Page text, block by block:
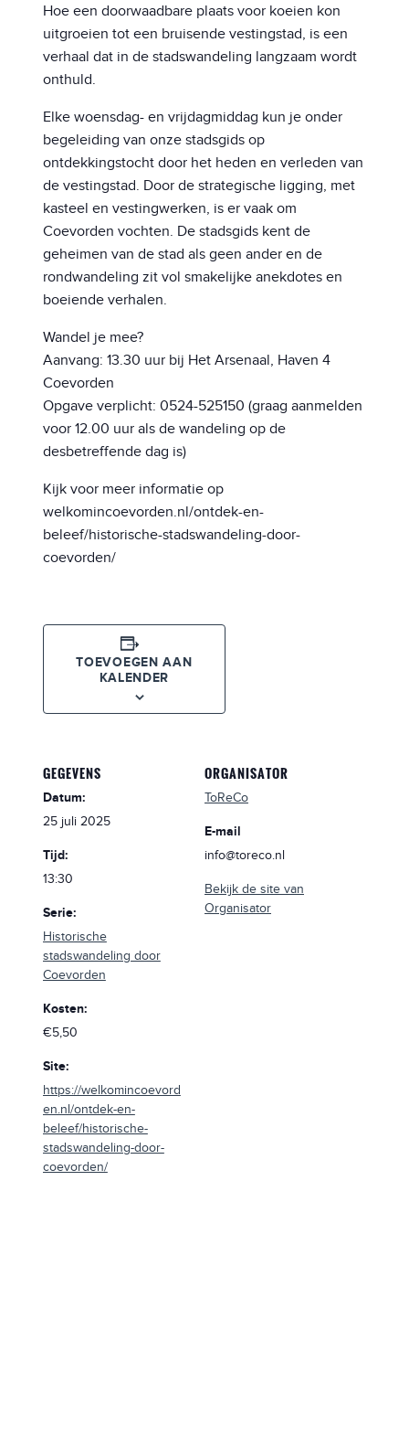
Hoe een doorwaadbare plaats voor koeien kon
uitgroeien tot een bruisende vestingstad, is een
verhaal dat in de stadswandeling langzaam wordt
onthuld.
Elke woensdag- en vrijdagmiddag kun je onder
begeleiding van onze stadsgids op
ontdekkingstocht door het heden en verleden van
de vestingstad. Door de strategische ligging, met
kasteel en vestingwerken, is er vaak om
Coevorden vochten. De stadsgids kent de
geheimen van de stad als geen ander en de
rondwandeling zit vol smakelijke anekdotes en
boeiende verhalen.
Wandel je mee?
Aanvang: 13.30 uur bij Het Arsenaal, Haven 4
Coevorden
Opgave verplicht: 0524-525150 (graag aanmelden
voor 12.00 uur als de wandeling op de
desbetreffende dag is)
Kijk voor meer informatie op
welkomincoevorden.nl/ontdek-en-
beleef/historische-stadswandeling-door-
coevorden/
TOEVOEGEN AAN
KALENDER
GEGEVENS
Datum:
25 juli 2025
Tijd:
13:30
Serie:
Historische
stadswandeling door
Coevorden
Kosten:
€5,50
Site:
https://welkomincoevord
en.nl/ontdek-en-
beleef/historische-
stadswandeling-door-
coevorden/
ORGANISATOR
ToReCo
E-mail
info@toreco.nl
Bekijk de site van
Organisator